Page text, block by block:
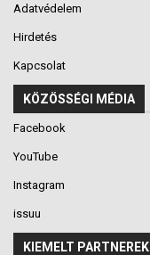
Adatvédelem
Hirdetés
Kapcsolat
KÖZÖSSÉGI MÉDIA
Facebook
YouTube
Instagram
issuu
KIEMELT PARTNEREK